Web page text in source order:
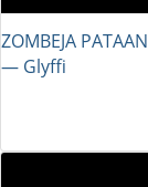
ZOMBEJA
― Glyffi